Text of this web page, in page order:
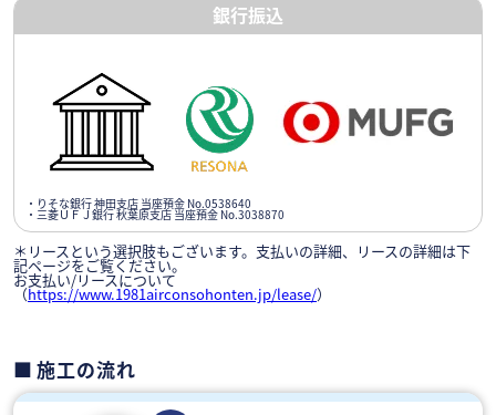
銀行振込
・りそな銀行 神田支店 当座預金 No.0538640
・三菱ＵＦＪ銀行 秋葉原支店 当座預金 No.3038870
＊リースという選択肢もございます。支払いの詳細、リースの詳細は下
記ページをご覧ください。
お支払い/リースについて
（https://www.1981airconsohonten.jp/lease/）
施工の流れ